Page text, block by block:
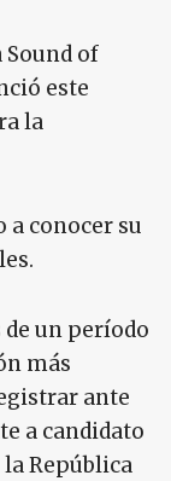
of
este
la
a conocer su
de un período
más
ante
a candidato
República